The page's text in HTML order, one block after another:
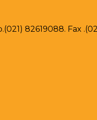
82619088. Fax